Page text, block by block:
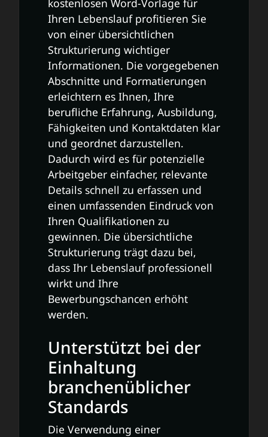
kostenlosen Word-Vorlage für
Ihren Lebenslauf profitieren Sie
von einer übersichtlichen
Strukturierung wichtiger
Informationen. Die vorgegebenen
Abschnitte und Formatierungen
erleichtern es Ihnen, Ihre
berufliche Erfahrung, Ausbildung,
Fähigkeiten und Kontaktdaten klar
und geordnet darzustellen.
Dadurch wird es für potenzielle
Arbeitgeber einfacher, relevante
Details schnell zu erfassen und
einen umfassenden Eindruck von
Ihren Qualifikationen zu
gewinnen. Die übersichtliche
Strukturierung trägt dazu bei,
dass Ihr Lebenslauf professionell
wirkt und Ihre
Bewerbungschancen erhöht
werden.
Unterstützt bei der
Einhaltung
branchenüblicher
Standards
Die Verwendung einer